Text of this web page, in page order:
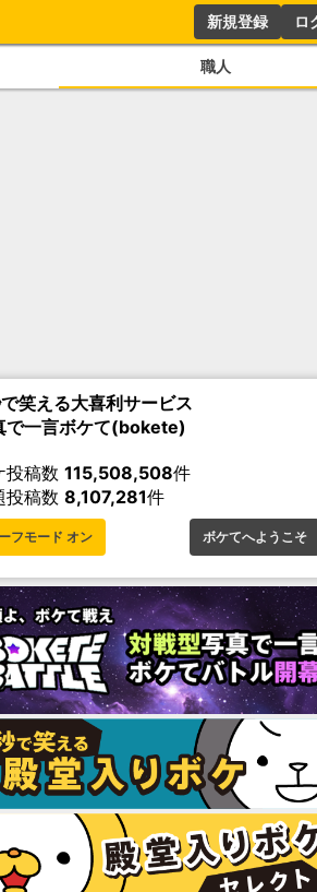
新規登録 ロ
職人
笑える大喜利サービス
で一言ボケて(bokete)
投稿数 115,508,508件
投稿数 8,107,281件
フモード オン ボケてへようこそ